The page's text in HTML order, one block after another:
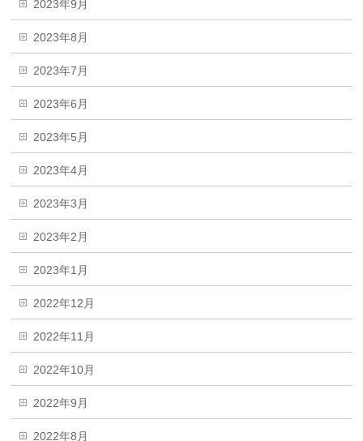
2023年9月
2023年8月
2023年7月
2023年6月
2023年5月
2023年4月
2023年3月
2023年2月
2023年1月
2022年12月
2022年11月
2022年10月
2022年9月
2022年8月